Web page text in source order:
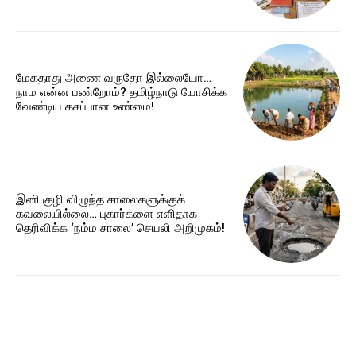
மேகதாது அணை வருதோ இல்லையோ…
நாம என்ன பண்றோம்? தமிழ்நாடு யோசிக்க
வேண்டிய கசப்பான உண்மை!
இனி குழி விழுந்த சாலைகளுக்குக்
கவலையில்லை… புகார்களை எளிதாக
தெரிவிக்க ‘நம்ம சாலை’ செயலி அறிமுகம்!